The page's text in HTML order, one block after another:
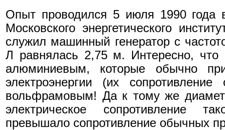
Опыт проводился 5 июля 1990 года
Московского энергетического
служил машинный генератор с
Л равнялась 2,75 м. Интересно,
алюминиевым, которые обычно
электроэнергии (их
вольфрамовым! Да к тому же
электрическое сопротивление
превышало сопротивление обычных